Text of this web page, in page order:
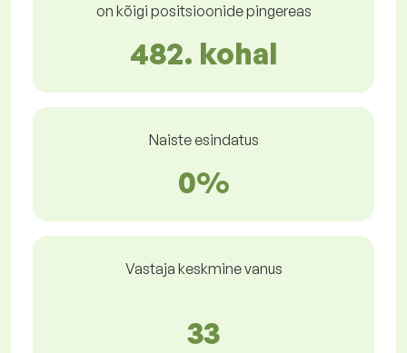
on kõigi positsioonide pingereas
482. kohal
Naiste esindatus
0%
Vastaja keskmine vanus
33